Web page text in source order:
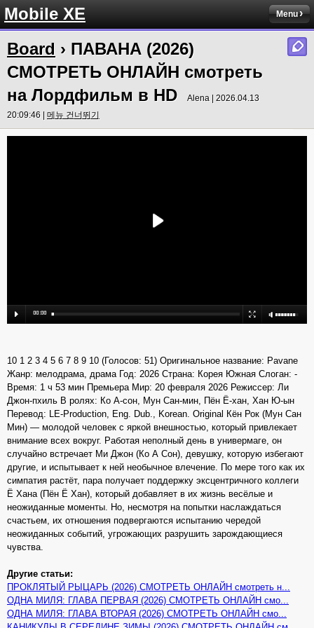
Mobile XE Menu
Board › ПАВАНА (2026)
СМОТРЕТЬ ОНЛАЙН смотреть
на Лордфильм в HD
Alena | 2026.04.13
20:09:46 | 메뉴 건너뛰기
10 1 2 3 4 5 6 7 8 9 10 (Голосов: 51) Оригинальное название: Pavane
Жанр: мелодрама, драма Год: 2026 Страна: Корея Южная Слоган: -
Время: 1 ч 53 мин Премьера Мир: 20 февраля 2026 Режиссер: Ли
Джон-пхиль В ролях: Ко А-сон, Мун Сан-мин, Пён Ё-хан, Хан Ю-ын
Перевод: LE-Production, Eng. Dub., Korean. Original Кён Рок (Мун Сан
Мин) — молодой человек с яркой внешностью, который привлекает
внимание всех вокруг. Работая неполный день в универмаге, он
случайно встречает Ми Джон (Ко А Сон), девушку, которую избегают
другие, и испытывает к ней необычное влечение. По мере того как их
симпатия растёт, пара получает поддержку эксцентричного коллеги
Ё Хана (Пён Ё Хан), который добавляет в их жизнь весёлые и
неожиданные моменты. Но, несмотря на попытки наслаждаться
счастьем, их отношения подвергаются испытанию чередой
неожиданных событий, угрожающих разрушить зарождающиеся
чувства.
Другие статьи:
ПРОКЛЯТЫЙ РЫЦАРЬ (2026) СМОТРЕТЬ ОНЛАЙН смотреть н...
ОДНА МИЛЯ: ГЛАВА ПЕРВАЯ (2026) СМОТРЕТЬ ОНЛАЙН смо...
ОДНА МИЛЯ: ГЛАВА ВТОРАЯ (2026) СМОТРЕТЬ ОНЛАЙН смо...